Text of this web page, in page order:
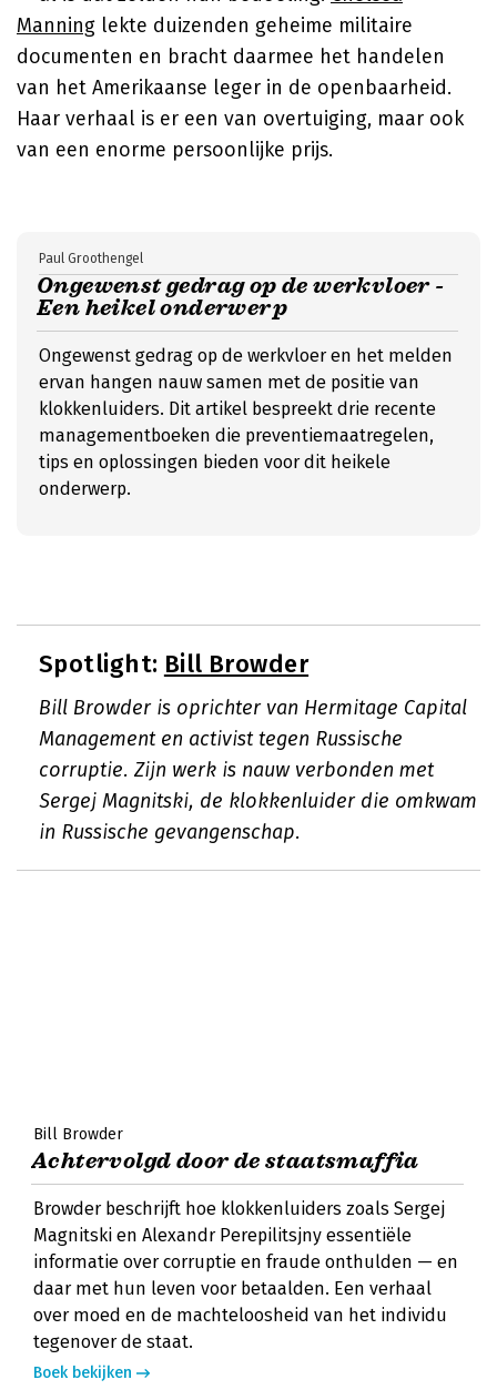
Manning lekte duizenden geheime militaire
documenten en bracht daarmee het handelen
van het Amerikaanse leger in de openbaarheid.
Haar verhaal is er een van overtuiging, maar ook
van een enorme persoonlijke prijs.
Ongewenst gedrag op de werkvloer -
Een heikel onderwerp
Paul Groothengel
Ongewenst gedrag op de werkvloer en het melden
ervan hangen nauw samen met de positie van
klokkenluiders. Dit artikel bespreekt drie recente
managementboeken die preventiemaatregelen,
tips en oplossingen bieden voor dit heikele
onderwerp.
Spotlight: Bill Browder
Bill Browder is oprichter van Hermitage Capital
Management en activist tegen Russische
corruptie. Zijn werk is nauw verbonden met
Sergej Magnitski, de klokkenluider die omkwam
in Russische gevangenschap.
Bill Browder
Achtervolgd door de staatsmaffia
Browder beschrijft hoe klokkenluiders zoals Sergej
Magnitski en Alexandr Perepilitsjny essentiële
informatie over corruptie en fraude onthulden — en
daar met hun leven voor betaalden. Een verhaal
over moed en de machteloosheid van het individu
tegenover de staat.
Boek bekijken